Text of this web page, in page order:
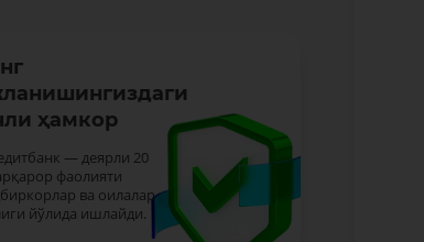
ҳамкор
— деярли 20
фаолияти
ва оилалар
йўлида ишлайди.